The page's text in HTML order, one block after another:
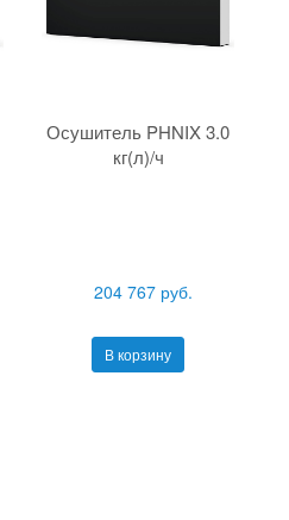
Осушитель PHNIX 3.0
кг(л)/ч
204 767 руб.
В корзину